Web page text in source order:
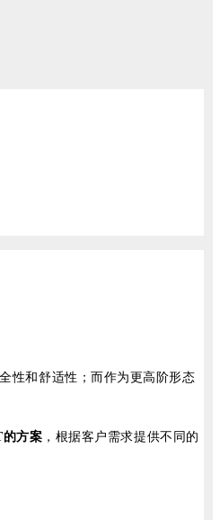
性和舒适性；而作为更高阶形态
方案 ，根据客户需求提供不同的